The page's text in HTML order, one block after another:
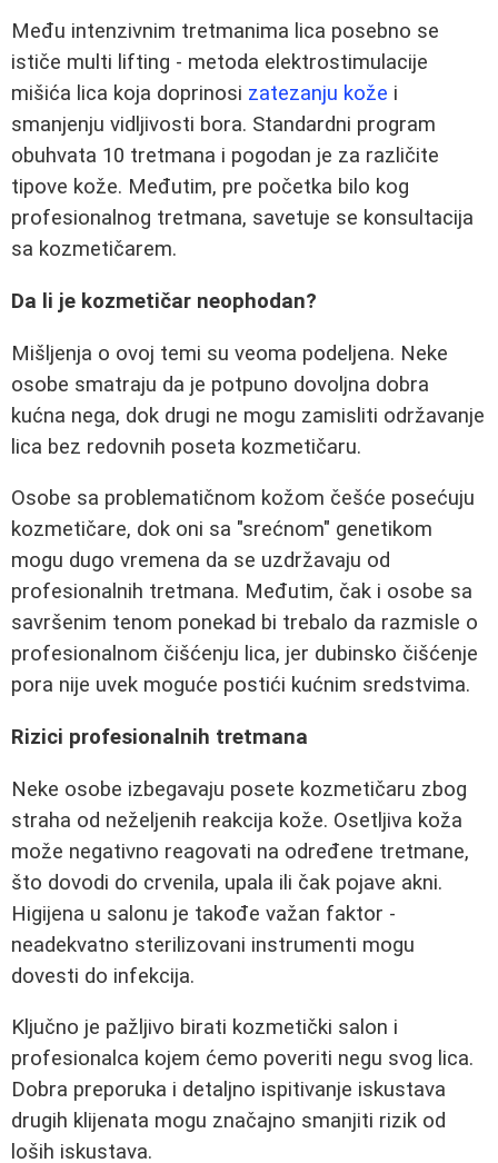
Među intenzivnim tretmanima lica posebno se
ističe multi lifting - metoda elektrostimulacije
mišića lica koja doprinosi zatezanju kože i
smanjenju vidljivosti bora. Standardni program
obuhvata 10 tretmana i pogodan je za različite
tipove kože. Međutim, pre početka bilo kog
profesionalnog tretmana, savetuje se konsultacija
sa kozmetičarem.
Da li je kozmetičar neophodan?
Mišljenja o ovoj temi su veoma podeljena. Neke
osobe smatraju da je potpuno dovoljna dobra
kućna nega, dok drugi ne mogu zamisliti održavanje
lica bez redovnih poseta kozmetičaru.
Osobe sa problematičnom kožom češće posećuju
kozmetičare, dok oni sa "srećnom" genetikom
mogu dugo vremena da se uzdržavaju od
profesionalnih tretmana. Međutim, čak i osobe sa
savršenim tenom ponekad bi trebalo da razmisle o
profesionalnom čišćenju lica, jer dubinsko čišćenje
pora nije uvek moguće postići kućnim sredstvima.
Rizici profesionalnih tretmana
Neke osobe izbegavaju posete kozmetičaru zbog
straha od neželjenih reakcija kože. Osetljiva koža
može negativno reagovati na određene tretmane,
što dovodi do crvenila, upala ili čak pojave akni.
Higijena u salonu je takođe važan faktor -
neadekvatno sterilizovani instrumenti mogu
dovesti do infekcija.
Ključno je pažljivo birati kozmetički salon i
profesionalca kojem ćemo poveriti negu svog lica.
Dobra preporuka i detaljno ispitivanje iskustava
drugih klijenata mogu značajno smanjiti rizik od
loših iskustava.